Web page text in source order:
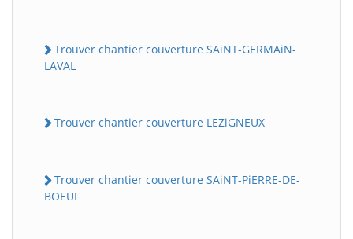
Trouver chantier couverture SAiNT-GERMAiN-
LAVAL
Trouver chantier couverture LEZiGNEUX
Trouver chantier couverture SAiNT-PiERRE-DE-
BOEUF